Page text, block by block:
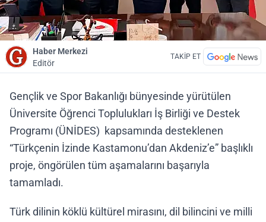
Haber Merkezi
Editör
TAKİP ET
Gençlik ve Spor Bakanlığı bünyesinde yürütülen
Üniversite Öğrenci Toplulukları İş Birliği ve Destek
Programı (ÜNİDES) kapsamında desteklenen
“Türkçenin İzinde Kastamonu’dan Akdeniz’e” başlıklı
proje, öngörülen tüm aşamalarını başarıyla
tamamladı.
Türk dilinin köklü kültürel mirasını, dil bilincini ve milli